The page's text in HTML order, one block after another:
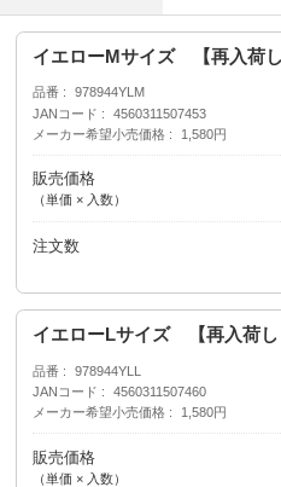
イエローMサイズ 【再入荷し
品番
978944YLM
JANコード
4560311507453
メーカー希望小売価格
1,580円
販売価格
（単価 × 入数）
注文数
イエローLサイズ 【再入荷し
品番
978944YLL
JANコード
4560311507460
メーカー希望小売価格
1,580円
販売価格
（単価 × 入数）